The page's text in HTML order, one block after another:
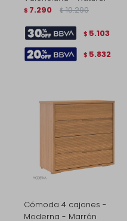
$ 7.290 $ 10.290
$ 5.103
$ 5.832
Cómoda 4 cajones -
Moderna - Marrón